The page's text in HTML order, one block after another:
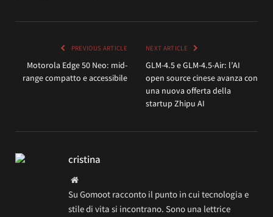
PREVIOUS ARTICLE
Motorola Edge 50 Neo: mid-
range compatto e accessibile
NEXT ARTICLE
GLM-4.5 e GLM-4.5-Air: l’AI
open source cinese avanza con
una nuova offerta della
startup Zhipu AI
cristina
Website
Su Gomoot racconto il punto in cui tecnologia e
stile di vita si incontrano. Sono una lettrice